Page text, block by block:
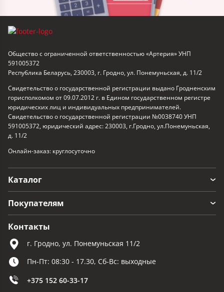
Общество с ограниченной ответственностью «Артерия» УНП
591005372
Республика Беларусь, 230003, г. Гродно, ул. Понемуньская, д. 11/2
Свидетельство о государственной регистрации выдано Гродненским
горисполкомом от 09.07.2012 г. в Едином государственном регистре
юридических лиц и индивидуальных предпринимателей.
Свидетельство о государственной регистрации №0038740 УНП
591005372, юридический адрес: 230003, г.Гродно, ул.Понемуньская,
д. 11/2
Онлайн-заказ: круглосуточно
Каталог
Покупателям
Контакты
г. Гродно, ул. Понемуньская 11/2
Пн-Пт: 08:30 - 17.30, Сб-Вс: выходные
+375 152 60-33-17